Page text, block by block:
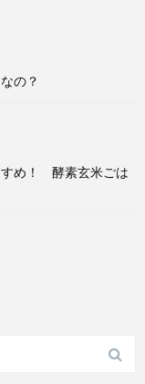
の？
すめ！ 酵素玄米ごは